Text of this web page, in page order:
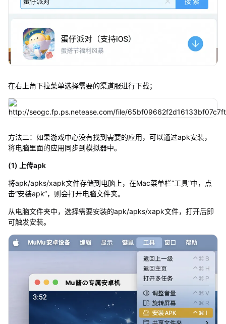
在右上角下拉菜单选择需要的渠道服进行下载；
方法二：如果游戏中心没有找到需要的应用，可以通过apk安装，
将电脑里面的应用同步到模拟器中。
(1) 上传apk
将apk/apks/xapk文件存储到电脑上，在Mac菜单栏“工具”中，点
击“安装apk”，则会打开电脑文件夹。
从电脑文件夹中，选择需要安装的apk/apks/xapk文件，打开后即
可触发安装。